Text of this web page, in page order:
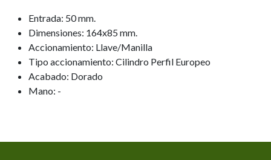
Entrada: 50 mm.
Dimensiones: 164x85 mm.
Accionamiento: Llave/Manilla
Tipo accionamiento: Cilindro Perfil Europeo
Acabado: Dorado
Mano: -